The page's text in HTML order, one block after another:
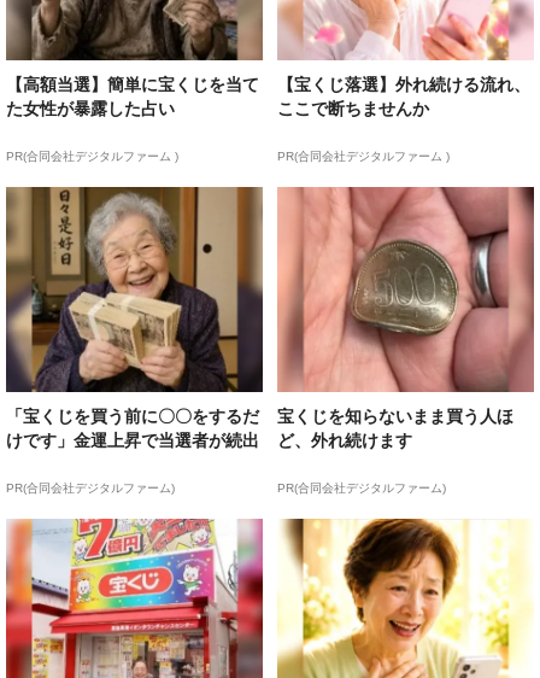
【高額当選】簡単に宝くじを当て
た女性が暴露した占い
PR(合同会社デジタルファーム )
【宝くじ落選】外れ続ける流れ、
ここで断ちませんか
PR(合同会社デジタルファーム )
「宝くじを買う前に〇〇をするだ
けです」金運上昇で当選者が続出
PR(合同会社デジタルファーム)
宝くじを知らないまま買う人ほ
ど、外れ続けます
PR(合同会社デジタルファーム)